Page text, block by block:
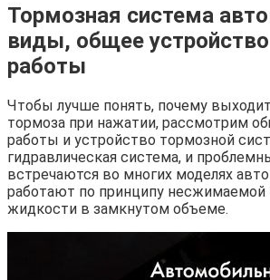
Тормозная система
виды, общее
работы
Чтобы лучше понять, почему
тормоза при нажатии, рассмотрим
работы и устройство тормозной
гидравлическая система, и
встречаются во многих моделях
работают по принципу несжимаемой
жидкости в замкнутом объеме.